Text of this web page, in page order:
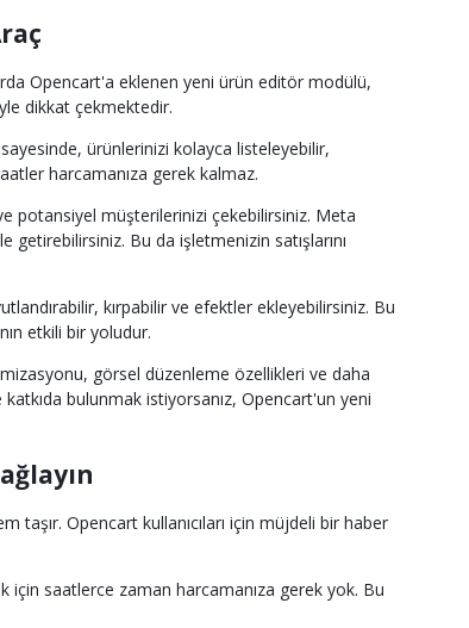
Opencart'a eklenen yeni ürün editör modülü,
dikkat çekmektedir.
ürünlerinizi kolayca listeleyebilir,
harcamanıza gerek kalmaz.
potansiyel müşterilerinizi çekebilirsiniz. Meta
getirebilirsiniz. Bu da işletmenizin satışlarını
kırpabilir ve efektler ekleyebilirsiniz. Bu
etkili bir yoludur.
görsel düzenleme özellikleri ve daha
bulunmak istiyorsanız, Opencart'un yeni
Opencart kullanıcıları için müjdeli bir haber
için saatlerce zaman harcamanıza gerek yok. Bu